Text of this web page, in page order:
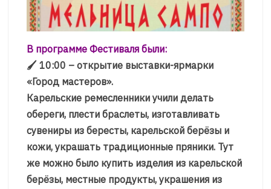
В программе Фестиваля были:
🖌 10:00 – открытие выставки-ярмарки
«Город мастеров».
Карельские ремесленники учили делать
обереги, плести браслеты, изготавливать
сувениры из бересты, карельской берёзы и
кожи, украшать традиционные пряники. Тут
же можно было купить изделия из карельской
берёзы, местные продукты, украшения из